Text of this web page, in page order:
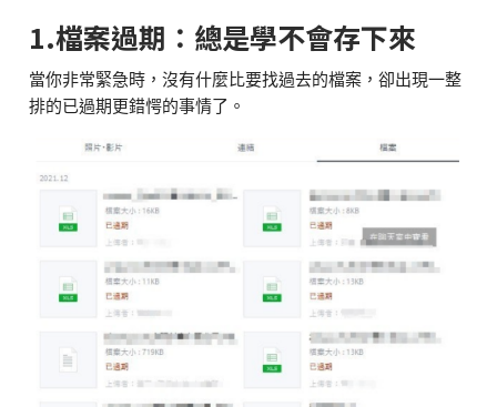
1.檔案過期：總是學不會存下來
當你非常緊急時，沒有什麼比要找過去的檔案，卻出現一整
排的已過期更錯愕的事情了。